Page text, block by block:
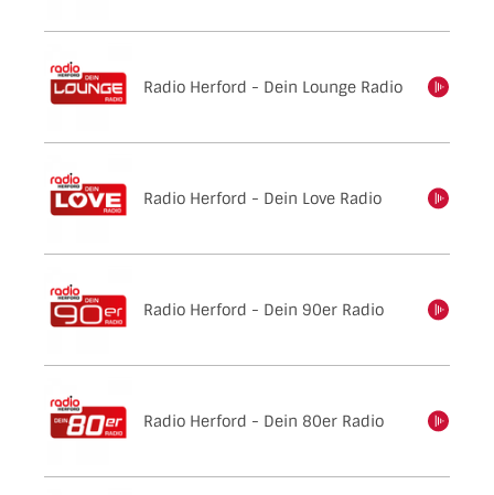
Radio Herford - Dein Lounge Radio
einschalten
Radio Herford - Dein Love Radio
einschalten
Radio Herford - Dein 90er Radio
einschalten
Radio Herford - Dein 80er Radio
einschalten